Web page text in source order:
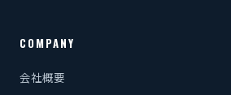
COMPANY
会社概要